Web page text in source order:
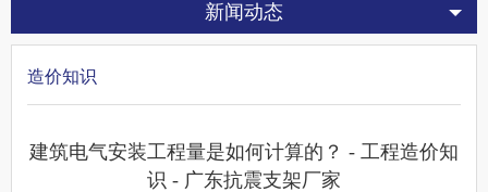
新闻动态
造价知识
建筑电气安装工程量是如何计算的？ - 工程造价知
识 - 广东抗震支架厂家